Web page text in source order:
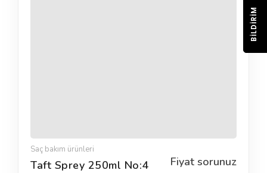
Saç bakım ürünleri
Fiyat sorunuz
Taft Sprey 250ml No:4
BILDIRIM